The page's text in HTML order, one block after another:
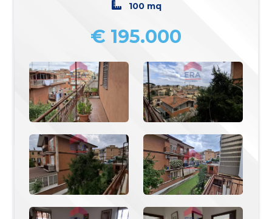
100 mq
€ 195.000
Commerciali
Industriali
Terreni
Prezzo